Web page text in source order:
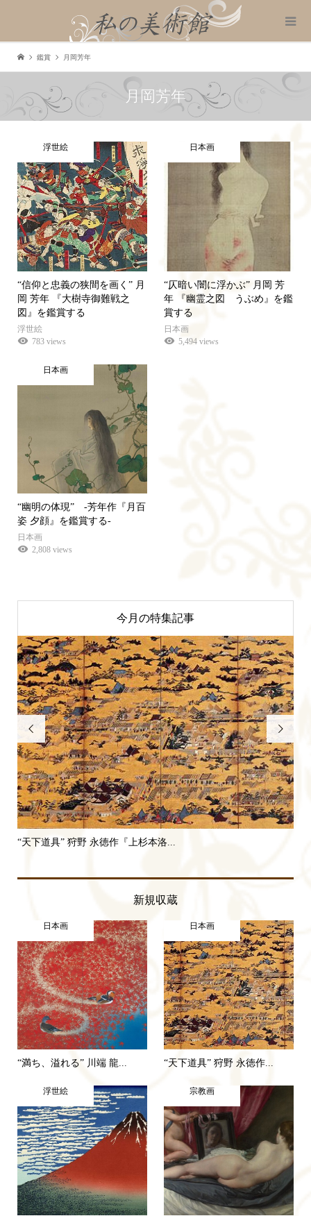
鑑賞 月岡芳年
月岡芳年
浮世絵
“信仰と忠義の狭間を画く” 月
岡 芳年 『大樹寺御難戦之
図』を鑑賞する
浮世絵
783 views
日本画
“仄暗い闇に浮かぶ” 月岡 芳
年 『幽霊之図 うぶめ』を鑑
賞する
日本画
5,494 views
日本画
“幽明の体現” -芳年作『月百
姿 夕顔』を鑑賞する-
日本画
2,808 views
今月の特集記事

“天下道具” 狩野 永徳作『上杉本洛...

新規収蔵
日本画
“満ち、溢れる” 川端 龍...
日本画
“天下道具” 狩野 永徳作...
浮世絵 宗教画